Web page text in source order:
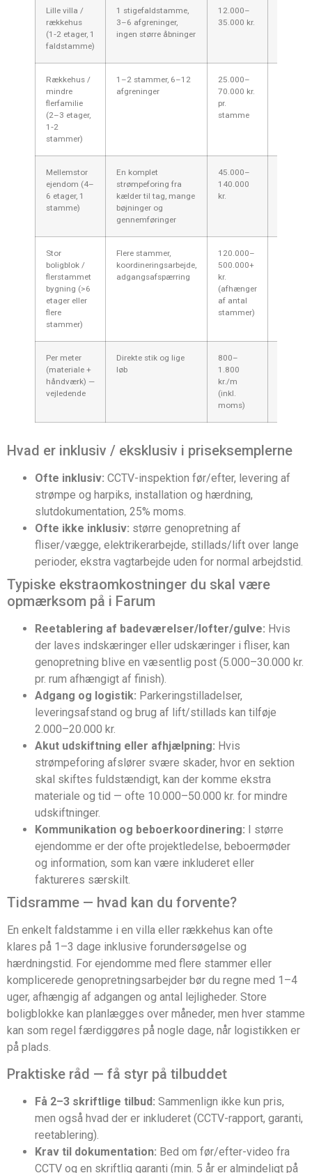
Lille villa /
rækkehus
(1‑2 etager, 1
faldstamme)
1 stigefaldstamme,
3–6 afgreninger,
ingen større åbninger
12.000–
35.000 kr.
Rækkehus /
mindre
flerfamilie
(2–3 etager,
1‑2
stammer)
1–2 stammer, 6–12
afgreninger
25.000–
70.000 kr.
pr.
stamme
Mellemstor
ejendom (4–
6 etager, 1
stamme)
En komplet
strømpeforing fra
kælder til tag, mange
bøjninger og
gennemføringer
45.000–
140.000
kr.
Stor
boligblok /
flerstammet
bygning (>6
etager eller
flere
stammer)
Flere stammer,
koordineringsarbejde,
adgangsafspærring
120.000–
500.000+
kr.
(afhænger
af antal
stammer)
Per meter
(materiale +
håndværk) —
vejledende
Direkte stik og lige
løb
800–
1.800
kr./m
(inkl.
moms)
Hvad er inklusiv / eksklusiv i priseksemplerne
Ofte inklusiv: CCTV-inspektion før/efter, levering af
strømpe og harpiks, installation og hærdning,
slutdokumentation, 25% moms.
Ofte ikke inklusiv: større genopretning af
fliser/vægge, elektrikerarbejde, stillads/lift over lange
perioder, ekstra vagtarbejde uden for normal arbejdstid.
Typiske ekstraomkostninger du skal være
opmærksom på i Farum
Reetablering af badeværelser/lofter/gulve: Hvis
der laves indskæringer eller udskæringer i fliser, kan
genopretning blive en væsentlig post (5.000–30.000 kr.
pr. rum afhængigt af finish).
Adgang og logistik: Parkeringstilladelser,
leveringsafstand og brug af lift/stillads kan tilføje
2.000–20.000 kr.
Akut udskiftning eller afhjælpning: Hvis
strømpeforing afslører svære skader, hvor en sektion
skal skiftes fuldstændigt, kan der komme ekstra
materiale og tid — ofte 10.000–50.000 kr. for mindre
udskiftninger.
Kommunikation og beboerkoordinering: I større
ejendomme er der ofte projektledelse, beboermøder
og information, som kan være inkluderet eller
faktureres særskilt.
Tidsramme — hvad kan du forvente?
En enkelt faldstamme i en villa eller rækkehus kan ofte
klares på 1–3 dage inklusive forundersøgelse og
hærdningstid. For ejendomme med flere stammer eller
komplicerede genopretningsarbejder bør du regne med 1–4
uger, afhængig af adgangen og antal lejligheder. Store
boligblokke kan planlægges over måneder, men hver stamme
kan som regel færdiggøres på nogle dage, når logistikken er
på plads.
Praktiske råd — få styr på tilbuddet
Få 2–3 skriftlige tilbud: Sammenlign ikke kun pris,
men også hvad der er inkluderet (CCTV-rapport, garanti,
reetablering).
Krav til dokumentation: Bed om før/efter-video fra
CCTV og en skriftlig garanti (min. 5 år er almindeligt på